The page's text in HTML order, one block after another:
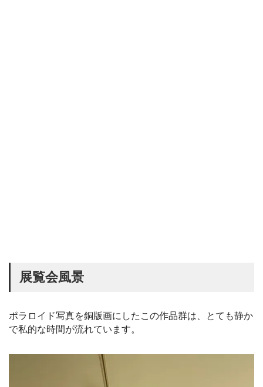
展覧会風景
ポラロイド写真を銅版画にしたこの作品群は、とても静か
で私的な時間が流れています。